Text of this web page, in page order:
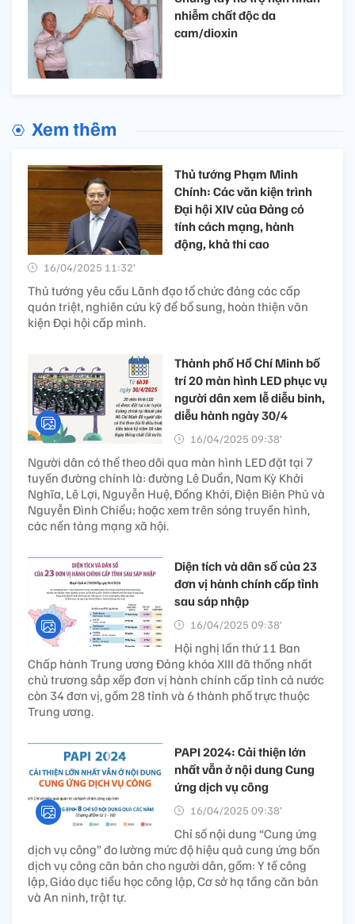
nhiễm chất độc da
cam/dioxin
Xem thêm
Thủ tướng Phạm Minh
Chính: Các văn kiện trình
Đại hội XIV của Đảng có
tính cách mạng, hành
động, khả thi cao
16/04/2025 11:32’
Thủ tướng yêu cầu Lãnh đạo tổ chức đảng các cấp
quán triệt, nghiên cứu kỹ để bổ sung, hoàn thiện văn
kiện Đại hội cấp mình.
Thành phố Hồ Chí Minh bố
trí 20 màn hình LED phục vụ
người dân xem lễ diễu binh,
diễu hành ngày 30/4
16/04/2025 09:38’
Người dân có thể theo dõi qua màn hình LED đặt tại 7
tuyến đường chính là: đường Lê Duẩn, Nam Kỳ Khởi
Nghĩa, Lê Lợi, Nguyễn Huệ, Đồng Khởi, Điện Biên Phủ và
Nguyễn Đình Chiểu; hoặc xem trên sóng truyền hình,
các nền tảng mạng xã hội.
Diện tích và dân số của 23
đơn vị hành chính cấp tỉnh
sau sáp nhập
16/04/2025 09:38’
Hội nghị lần thứ 11 Ban
Chấp hành Trung ương Đảng khóa XIII đã thống nhất
chủ trương sắp xếp đơn vị hành chính cấp tỉnh cả nước
còn 34 đơn vị, gồm 28 tỉnh và 6 thành phố trực thuộc
Trung ương.
PAPI 2024: Cải thiện lớn
nhất vẫn ở nội dung Cung
ứng dịch vụ công
16/04/2025 09:38’
Chỉ số nội dung “Cung ứng
dịch vụ công” đo lường mức độ hiệu quả cung ứng bốn
dịch vụ công căn bản cho người dân, gồm: Y tế công
lập, Giáo dục tiểu học công lập, Cơ sở hạ tầng căn bản
và An ninh, trật tự.